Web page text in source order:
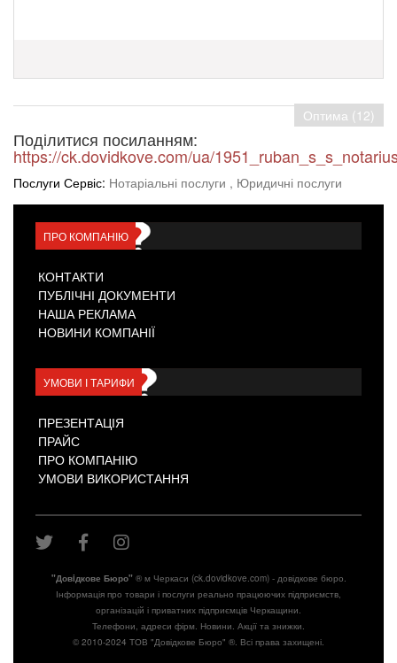
Оптима (12)
Поділитися посиланням:
https://ck.dovidkove.com/ua/
Послуги Сервіс: Нотаріальні послуги , Юридичні послуги
ПРО КОМПАНІЮ
КОНТАКТИ
ПУБЛІЧНІ ДОКУМЕНТИ
НАША РЕКЛАМА
НОВИНИ КОМПАНІЇ
УМОВИ І ТАРИФИ
ПРЕЗЕНТАЦІЯ
ПРАЙС
ПРО КОМПАНІЮ
УМОВИ ВИКОРИСТАННЯ
"Довiдкове Бюро"® м Черкаси (ck.dovidkove.com) - довідкове бюро.
Інформація про товари і послуги реально працюючих підприємств,
організацій і приватних підприємців Черкащини.
Телефони, адреси фірм. Новини. Акції та знижки.
© 2010-2024 ТОВ "Довідкове Бюро" ®. Всі права захищені.